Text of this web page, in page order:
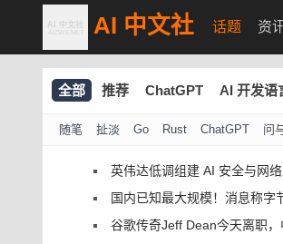
AI 中文社 话题 资
全部 推荐 ChatGPT AI 开发语
随笔 扯淡 Go Rust ChatGPT 问
英伟达低调组建 AI 安全与网
国内已知最大规模！消息称字节
谷歌传奇Jeff Dean今天离职，